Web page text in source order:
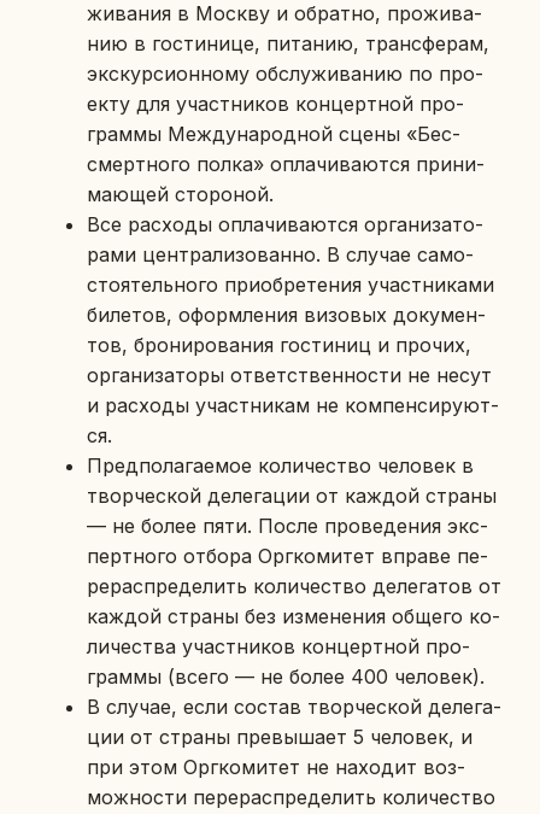
жи­ва­ния в Москву и об­рат­но, про­жи­ва­
нию в го­сти­ни­це, пи­та­нию, транс­фе­рам,
экс­кур­си­он­но­му об­слу­жи­ва­нию по про­
ек­ту для участ­ни­ков кон­церт­ной про­
грам­мы Меж­ду­на­род­ной сцены «Бес­
смерт­но­го полка» опла­чи­ва­ют­ся при­ни­
ма­ю­щей сто­ро­ной.
Все рас­хо­ды опла­чи­ва­ют­ся ор­га­ни­за­то­
ра­ми цен­тра­ли­зо­ван­но. В случае са­мо­
сто­я­тель­но­го при­об­ре­те­ния участ­ни­ка­ми
би­ле­тов, оформ­ле­ния ви­зо­вых до­ку­мен­
тов, бро­ни­ро­ва­ния го­сти­ниц и прочих,
ор­га­ни­за­то­ры от­вет­ствен­но­сти не несут
и рас­хо­ды участ­ни­кам не ком­пен­си­ру­ют­
ся.
Пред­по­ла­га­е­мое ко­ли­че­ство че­ло­век в
твор­че­ской де­ле­га­ции от каждой страны
— не более пяти. После про­ве­де­ния экс­
перт­но­го отбора Орг­ко­ми­тет вправе пе­
ре­рас­пре­де­лить ко­ли­че­ство де­ле­га­тов от
каждой страны без из­ме­не­ния общего ко­
ли­че­ства участ­ни­ков кон­церт­ной про­
грам­мы (всего — не более 400 че­ло­век).
В случае, если состав твор­че­ской де­ле­га­
ции от страны пре­вы­ша­ет 5 че­ло­век, и
при этом Орг­ко­ми­тет не на­хо­дит воз­
мож­но­сти пе­ре­рас­пре­де­лить ко­ли­че­ство